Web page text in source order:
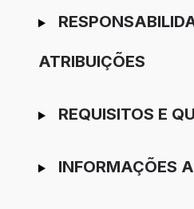
ATRIBUIÇÕES
REQUISITOS E
INFORMAÇÕES